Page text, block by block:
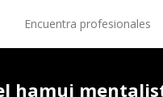
Encuentra profesionales
hamui